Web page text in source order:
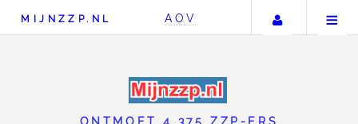
MIJNZZP.NL AOV Uw